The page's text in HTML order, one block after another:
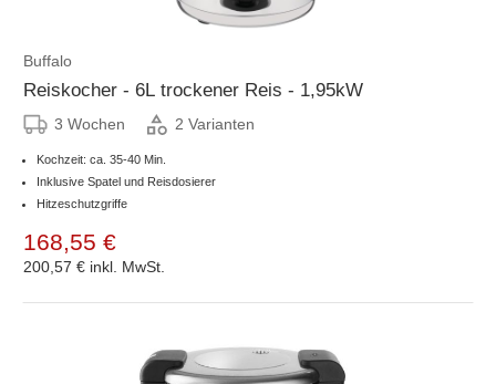
Buffalo
Reiskocher - 6L trockener Reis - 1,95kW
3 Wochen 2 Varianten
Kochzeit: ca. 35-40 Min.
Inklusive Spatel und Reisdosierer
Hitzeschutzgriffe
168,55 €
200,57 € inkl. MwSt.